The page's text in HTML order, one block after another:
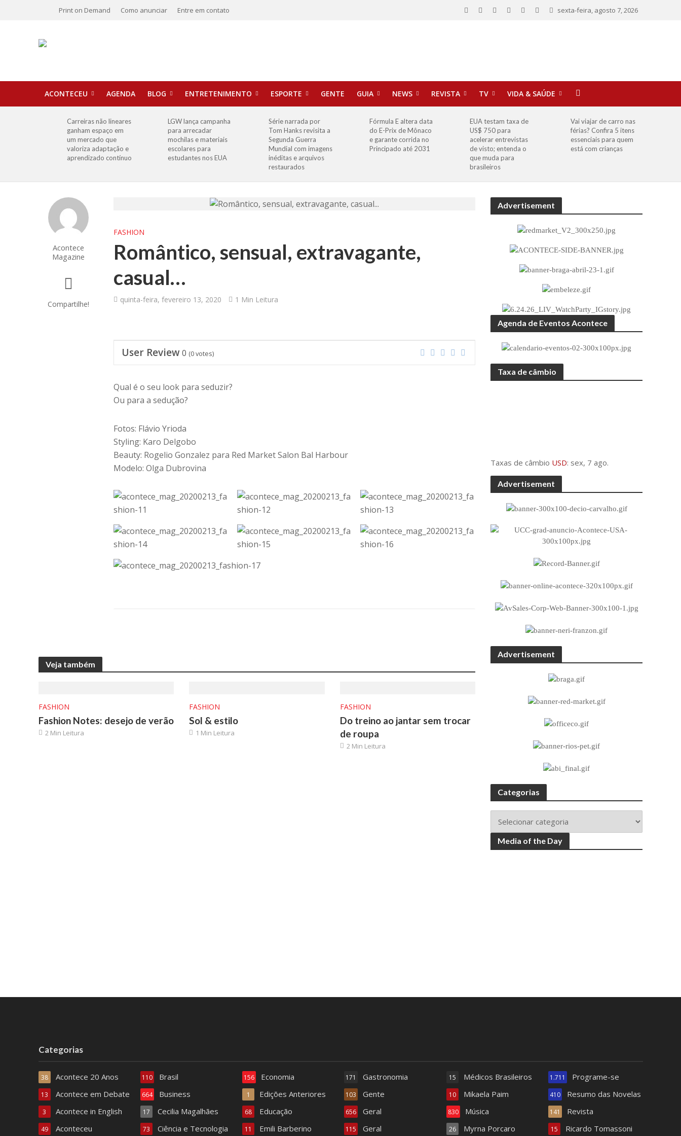
Print on Demand Como anunciar Entre em contato sexta-feira, agosto 7, 2026
ACONTECEU AGENDA BLOG ENTRETENIMENTO ESPORTE GENTE GUIA NEWS REVISTA TV VIDA & SAÚDE
Carreiras não lineares
ganham espaço em
um mercado que
valoriza adaptação e
aprendizado contínuo
LGW lança campanha
para arrecadar
mochilas e materiais
escolares para
estudantes nos EUA
Série narrada por
Tom Hanks revisita a
Segunda Guerra
Mundial com imagens
inéditas e arquivos
restaurados
Fórmula E altera data
do E-Prix de Mônaco
e garante corrida no
Principado até 2031
EUA testam taxa de
US$ 750 para
acelerar entrevistas
de visto; entenda o
que muda para
brasileiros
Vai viajar de carro nas
férias? Confira 5 itens
essenciais para quem
está com crianças
Acontece
Magazine
Compartilhe!
FASHION
Romântico, sensual, extravagante,
casual…
quinta-feira, fevereiro 13, 2020 1 Min Leitura
User Review0 (0votes)
Qual é o seu look para seduzir?
Ou para a sedução?
Fotos: Flávio Yrioda
Styling: Karo Delgobo
Beauty: Rogelio Gonzalez para Red Market Salon Bal Harbour
Modelo: Olga Dubrovina
Veja também
FASHION
Fashion Notes: desejo de verão
2 Min Leitura
FASHION
Sol & estilo
1 Min Leitura
FASHION
Do treino ao jantar sem trocar
de roupa
2 Min Leitura
Advertisement
Agenda de Eventos Acontece
Taxa de câmbio
Taxas de câmbio USD: sex, 7 ago.
Advertisement
Advertisement
Categorias
Media of the Day
Categorias
Acontece 20 Anos
38
Acontece em Debate
13
Acontece in English
3
Aconteceu
49
Brasil
110
Business
664
Cecilia Magalhães
17
Ciência e Tecnologia
73
Economia
156
Edições Anteriores
1
Educação
68
Emili Barberino
11
Gastronomia
171
Gente
103
Geral
656
Geral
115
Médicos Brasileiros
15
Mikaela Paim
10
Música
830
Myrna Porcaro
26
Programe-se
1.711
Resumo das Novelas
410
Revista
141
Ricardo Tomassoni
15